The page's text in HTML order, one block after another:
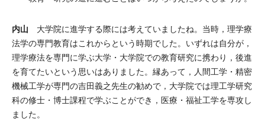
内山 大学院に進学する際には考えていましたね。当時，理学療
法学の専門教育はこれからという時期でした。いずれは自分が，
理学療法を専門に学ぶ大学・大学院での教育研究に携わり，後進
を育てたいという思いはありました。縁あって，人間工学・精密
機械工学が専門の吉田義之先生の勧めで，大学院では理工学研究
科の修士・博士課程で学ぶことができ，医療・福祉工学を専攻し
ました。